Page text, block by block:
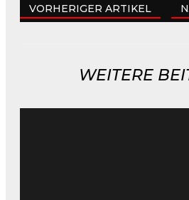
VORHERIGER ARTIKEL
WEITERE